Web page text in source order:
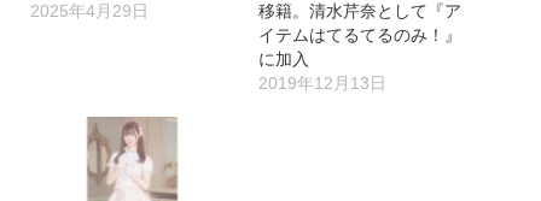
2025年4月29日
移籍。清水芹奈として『ア
イテムはてるてるのみ！』
に加入
2019年12月13日